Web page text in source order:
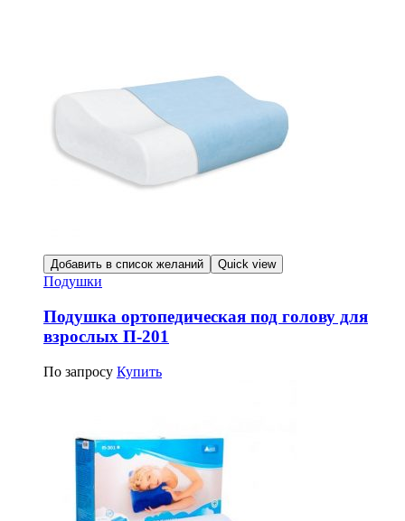
Добавить в список желаний Quick view
Подушки
Подушка ортопедическая под голову для
взрослых П-201
По запросу Купить